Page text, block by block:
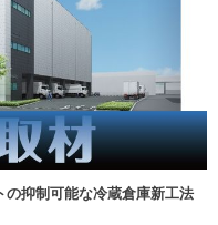
の抑制可能な冷蔵倉庫新工法